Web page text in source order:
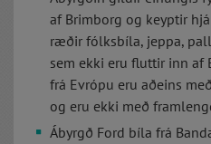
af Brimborg og keyptir
ræðir fólksbíla, jeppa,
sem ekki eru fluttir inn af
frá Evrópu eru aðeins
og eru ekki með
Ábyrgð Ford bíla frá